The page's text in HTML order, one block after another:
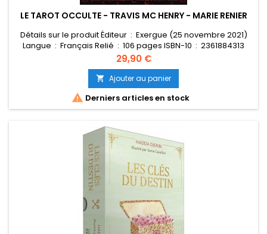
LE TAROT OCCULTE - TRAVIS MC HENRY - MARIE RENIER
Détails sur le produit Éditeur ‏ : ‎ Exergue (25 novembre 2021)
Langue ‏ : ‎ Français Relié ‏ : ‎ 106 pages ISBN-10 ‏ : ‎ 2361884313
Dimensions ‏ : ‎ 13 x 5 x 18.5 cm
Prix
29,90 €
 Ajouter au panier
 Derniers articles en stock